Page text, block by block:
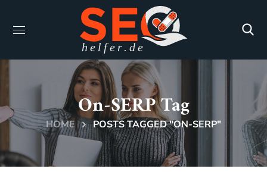
On-SERP Tag
HOME POSTS TAGGED "ON-SERP"